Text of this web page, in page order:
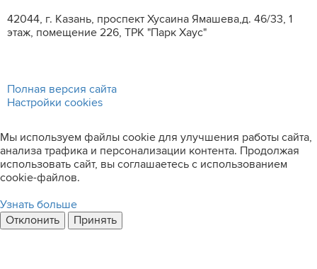
42044, г. Казань, проспект Хусаина Ямашева,д. 46/33, 1
этаж, помещение 226, ТРК "Парк Хаус"
Полная версия сайта
Настройки cookies
Мы используем файлы cookie для улучшения работы сайта,
анализа трафика и персонализации контента. Продолжая
использовать сайт, вы соглашаетесь с использованием
cookie-файлов.
Узнать больше
Отклонить
Принять